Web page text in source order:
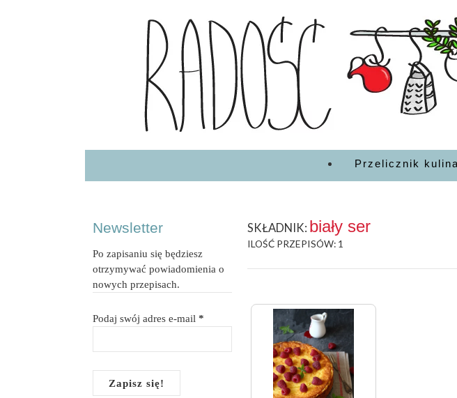
Przelicznik
Newsletter
Po zapisaniu się będziesz
otrzymywać powiadomienia o
nowych przepisach.
Podaj swój adres e-mail*
SKŁADNIK: biały ser
ILOŚĆ PRZEPISÓW: 1